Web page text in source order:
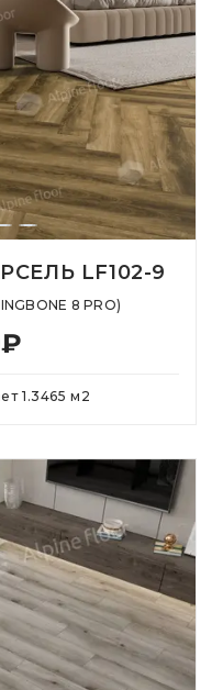
LF102-9
8 PRO)
₽
1.3465 м 2